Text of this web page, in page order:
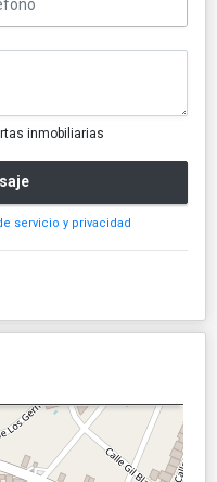
inmobiliarias
servicio y privacidad